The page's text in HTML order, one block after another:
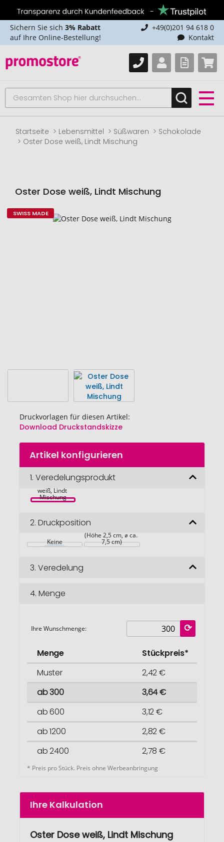
Sichern Sie sich 3% Rabatt
auf Ihre Online-Bestellung!
+49(0)201 94 618 0
Kontakt
Startseite Lebensmittel Süßwaren
Schokolade
Oster Dose weiß, Lindt Mischung
Oster Dose weiß, Lindt Mischung
Zum
Druckvorlagen für diesen Artikel:
Download Druckstandskizze
Zum
Anfang
Bildgalerie
SWISS MADE
Artikel konfigurieren
1. Veredelungsprodukt
weiß, Lindt
Mischung
2. Druckposition
Keine
(Höhe 2,5 cm, ⌀ ca.
7,5 cm)
3. Veredelung
4. Menge
Ihre Wunschmenge:
Menge
Stückpreis*
Muster
2,42 €
ab 300
3,64 €
ab 600
3,12 €
ab 1200
2,82 €
ab 2400
2,78 €
* Preis pro Stück. Preis ohne Werbeanbringung
Ihre Kalkulation
Oster Dose weiß, Lindt Mischung